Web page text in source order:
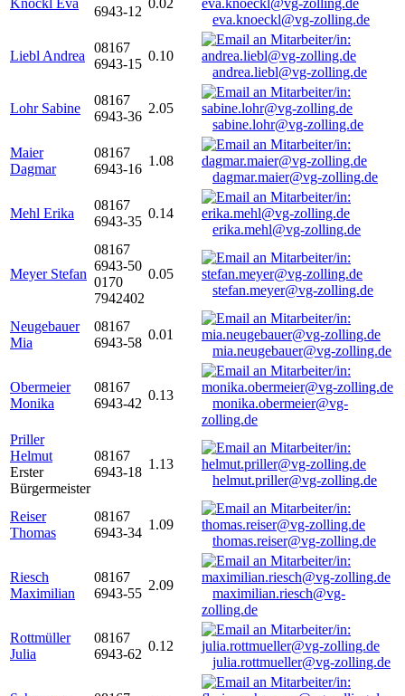
Knöckl Eva
6943-12
0.02
eva.knoeckl@vg-zolling.de
Liebl Andrea
08167
6943-15
0.10
andrea.liebl@vg-zolling.de
Lohr Sabine
08167
6943-36
2.05
sabine.lohr@vg-zolling.de
Maier
Dagmar
08167
6943-16
1.08
dagmar.maier@vg-zolling.de
Mehl Erika
08167
6943-35
0.14
erika.mehl@vg-zolling.de
Meyer Stefan
08167
6943-50
0170
7942402
0.05
stefan.meyer@vg-zolling.de
Neugebauer
Mia
08167
6943-58
0.01
mia.neugebauer@vg-zolling.de
Obermeier
Monika
08167
6943-42
0.13
monika.obermeier@vg-
zolling.de
Priller
Helmut
Erster
Bürgermeister
08167
6943-18
1.13
helmut.priller@vg-zolling.de
Reiser
Thomas
08167
6943-34
1.09
thomas.reiser@vg-zolling.de
Riesch
Maximilian
08167
6943-55
2.09
maximilian.riesch@vg-
zolling.de
Rottmüller
Julia
08167
6943-62
0.12
julia.rottmueller@vg-zolling.de